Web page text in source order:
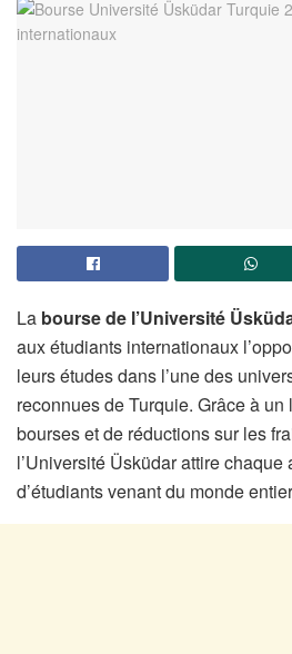
La bourse de l’Université
aux étudiants internationaux
leurs études dans l’une des
reconnues de Turquie. Grâce à
bourses et de réductions sur les
l’Université Üsküdar attire
d’étudiants venant du monde